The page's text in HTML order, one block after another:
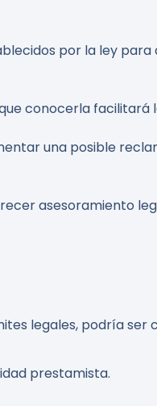
por la ley
conocerla facilitará
una posible
asesoramiento
legales, podría ser
prestamista.